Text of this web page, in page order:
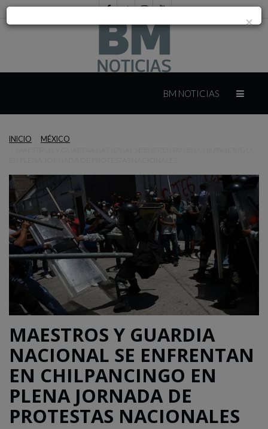
YUCATÁN
CAMPECHE
QUINTANA
ROO
DEPORTES
ENTRETENIMIENTO
OPINIÓN
BM NOTICIAS
INICIO
MÉXICO
MAESTROS Y GUARDIA
NACIONAL SE ENFRENTAN
EN CHILPANCINGO EN
PLENA JORNADA DE
PROTESTAS NACIONALES
×